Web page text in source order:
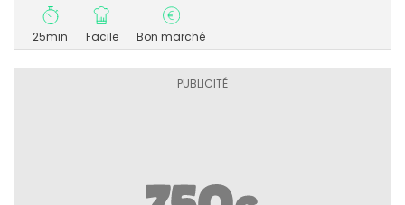
25min Facile Bon marché